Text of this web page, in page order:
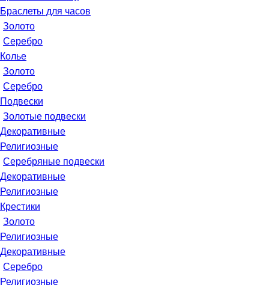
Браслеты для часов
Золото
Серебро
Колье
Золото
Серебро
Подвески
Золотые подвески
Декоративные
Религиозные
Серебряные подвески
Декоративные
Религиозные
Крестики
Золото
Религиозные
Декоративные
Серебро
Религиозные